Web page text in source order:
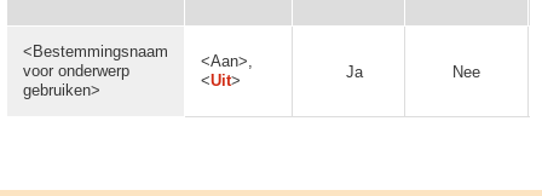
<Bestemmingsnaam
voor onderwerp
gebruiken>
<Aan>,
<Uit> Ja Nee